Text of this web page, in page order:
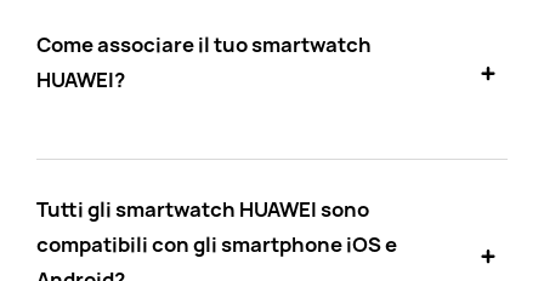
Come associare il tuo smartwatch
HUAWEI?
Tutti gli smartwatch HUAWEI sono
compatibili con gli smartphone iOS e